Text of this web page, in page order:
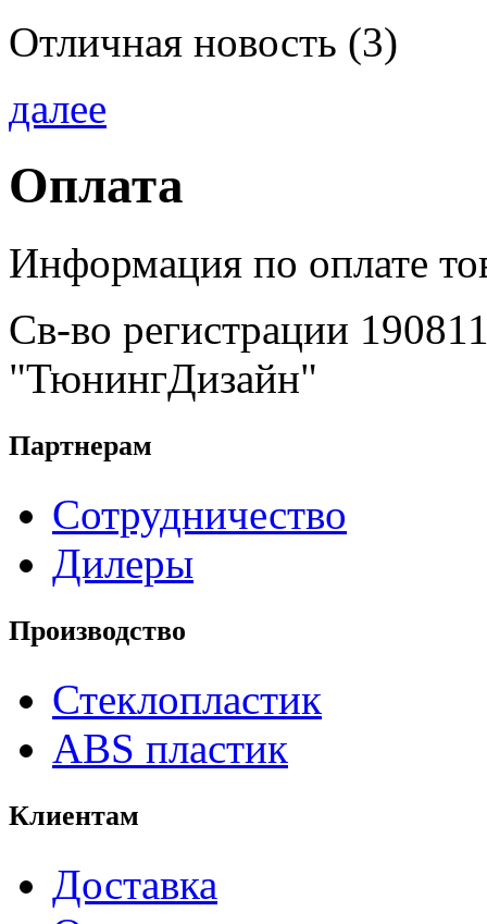
Отличная новость (3)
далее
Оплата
Информация по оплате
Св-во регистрации
"ТюнингДизайн"
Партнерам
Сотрудничество
Дилеры
Производство
Стеклопластик
ABS пластик
Клиентам
Доставка